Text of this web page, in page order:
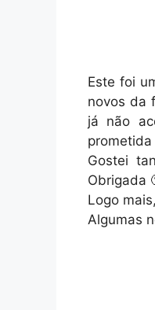
Este foi
novos da
já não
Gostei
Obrigada
Logo
Algumas